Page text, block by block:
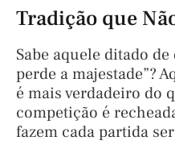
Tradição que
Sabe aquele ditado
perde a majestade”?
é mais verdadeiro do
competição é
fazem cada partida